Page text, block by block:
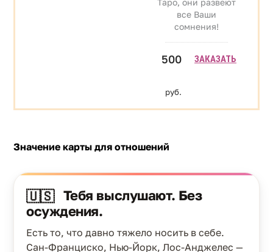
Таро, они развеют
все Ваши
сомнения!
500
руб.
ЗАКАЗАТЬ
Значение карты для отношений
🇺🇸 Тебя выслушают. Без
осуждения.
Есть то, что давно тяжело носить в себе.
Сан-Франциско, Нью-Йорк, Лос-Анджелес —